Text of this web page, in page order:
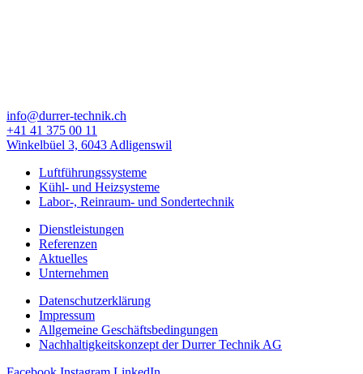
info@durrer-technik.ch
+41 41 375 00 11
Winkelbüel 3, 6043 Adligenswil
Luftführungssysteme
Kühl- und Heizsysteme
Labor-, Reinraum- und Sondertechnik
Dienstleistungen
Referenzen
Aktuelles
Unternehmen
Datenschutzerklärung
Impressum
Allgemeine Geschäfts­bedingungen
Nachhaltigkeitskonzept der Durrer Technik AG